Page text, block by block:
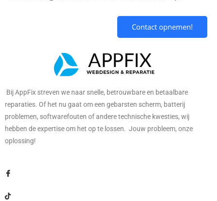
Contact opnemen!
Bij AppFix streven we naar snelle, betrouwbare en betaalbare
reparaties. Of het nu gaat om een gebarsten scherm, batterij
problemen, softwarefouten of andere technische kwesties, wij
hebben de expertise om het op te lossen. Jouw probleem, onze
oplossing!